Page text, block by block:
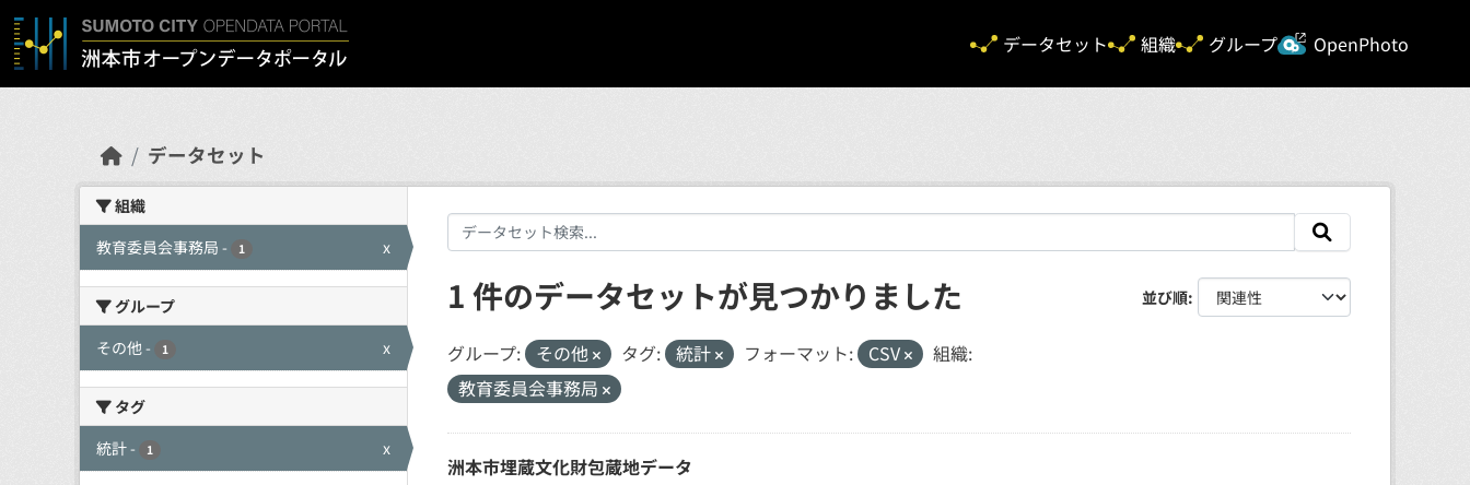
Skip to main content
データセット
組織 グループ OpenPhoto
データセット
組織
教育委員会事務局 - 1 x
グループ
その他- 1 x
タグ
統計- 1 x
並び順
1 件のデータセットが見つかりました
グループ: その他 タグ: 統計 フォーマット: CSV
組織:
教育委員会事務局
洲本市埋蔵文化財包蔵地データ